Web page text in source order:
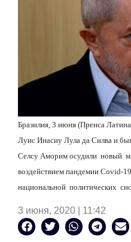
Бразилия, 3 июня (Пренса
Луис Инасиу Лула да Силва и
Селсу Аморим осудили новый
воздействием пандемии Covid-
национальной политических
3 июня, 2020 | 11:42